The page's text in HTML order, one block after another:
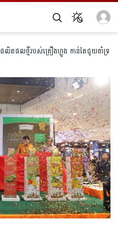
ផលិតផលថ្មីរបស់គ្រឿងហ្លួង កាន់តែជួយគាំទ្រ